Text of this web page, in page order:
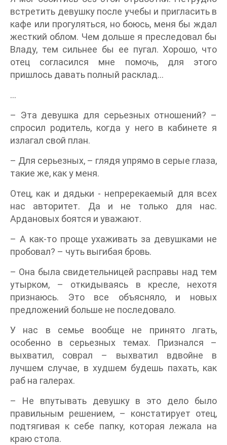
встретить девушку после учебы и пригласить в
кафе или прогуляться, но боюсь, меня бы ждал
жесткий облом. Чем дольше я преследовал бы
Владу, тем сильнее бы ее пугал. Хорошо, что
отец согласился мне помочь, для этого
пришлось давать полный расклад...
…
– Эта девушка для серьезных отношений? –
спросил родитель, когда у него в кабинете я
излагал свой план.
– Для серьезных, – глядя упрямо в серые глаза,
такие же, как у меня.
Отец, как и дядьки - непререкаемый для всех
нас авторитет. Да и не только для нас.
Ардановых боятся и уважают.
– А как-то проще ухаживать за девушками не
пробовал? – чуть выгибая бровь.
– Она была свидетельницей расправы над тем
утырком, – откидываясь в кресле, нехотя
признаюсь. Это все объясняло, и новых
предложений больше не последовало.
У нас в семье вообще не принято лгать,
особенно в серьезных темах. Признался –
выхватил, соврал – выхватил вдвойне в
лучшем случае, в худшем будешь пахать, как
раб на галерах.
– Не впутывать девушку в это дело было
правильным решением, – констатирует отец,
подтягивая к себе папку, которая лежала на
краю стола.